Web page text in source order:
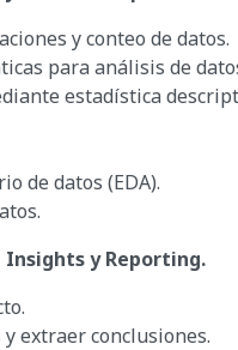
y conteo de datos.
para análisis de
estadística
de datos (EDA).
Insights y Reporting.
extraer conclusiones.